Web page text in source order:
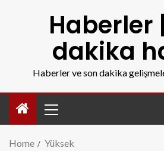
Haberler
dakika
Haberler ve son dakika
Home Yüksek